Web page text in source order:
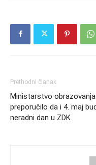
Prethodni članak
Ministarstvo obrazovanja
preporučilo da i 4. maj
neradni dan u ZDK